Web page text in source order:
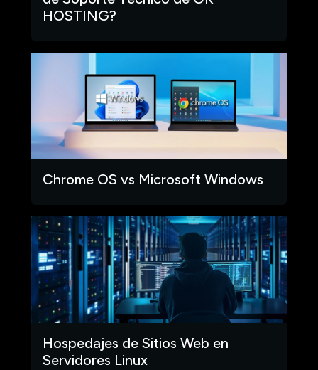
HOSTING?
Chrome OS vs Microsoft Windows
Hospedajes de Sitios Web en
Servidores Linux